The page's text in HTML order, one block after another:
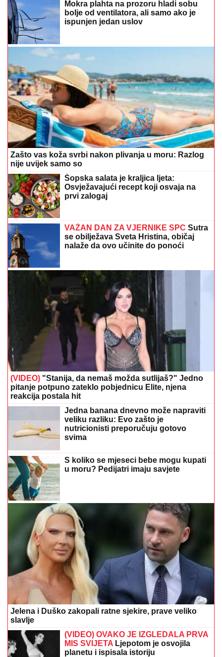
Mokra plahta na prozoru hladi sobu
bolje od ventilatora, ali samo ako je
ispunjen jedan uslov
Zašto vas koža svrbi nakon plivanja u moru: Razlog
nije uvijek samo so
Šopska salata je kraljica ljeta:
Osvježavajući recept koji osvaja na
prvi zalogaj
VAŽAN DAN ZA VJERNIKE SPC Sutra
se obilježava Sveta Hristina, običaj
nalaže da ovo učinite do ponoći
(VIDEO) "Stanija, da nemaš možda sutlijaš?" Jedno
pitanje potpuno zateklo pobjednicu Elite, njena
reakcija postala hit
Jedna banana dnevno može napraviti
veliku razliku: Evo zašto je
nutricionisti preporučuju gotovo
svima
S koliko se mjeseci bebe mogu kupati
u moru? Pedijatri imaju savjete
Jelena i Duško zakopali ratne sjekire, prave veliko
slavlje
(VIDEO) OVAKO JE IZGLEDALA PRVA
MIS SVIJETA Ljepotom je osvojila
planetu i ispisala istoriju